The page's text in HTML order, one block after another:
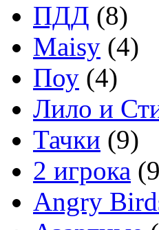
ПДД (8)
Maisy (4)
Поу (4)
Лило и
Тачки (9)
2 игрока
Angry